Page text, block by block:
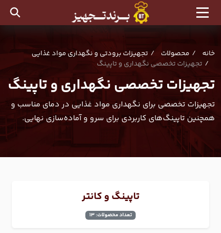
خانه محصولات
تجهیزات برودتی و نگهداری مواد غذایی
تجهیزات تخصصی نگهداری و تاپینگ
تجهیزات تخصصی نگهداری و تاپینگ
تجهیزات تخصصی برای نگهداری مواد غذایی در دمای مناسب و
همچنین تاپینگ‌های کاربردی برای سرو و آماده‌سازی نهایی.
تاپینگ و کانتر
تعداد محصولات: 13